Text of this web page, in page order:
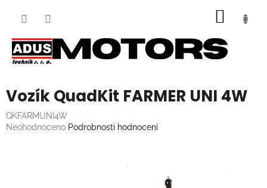
Vozík QuadKit FARMER UNI 4W
QKFARMUNI4W
Průměrné
Neohodnoceno Podrobnosti hodnocení